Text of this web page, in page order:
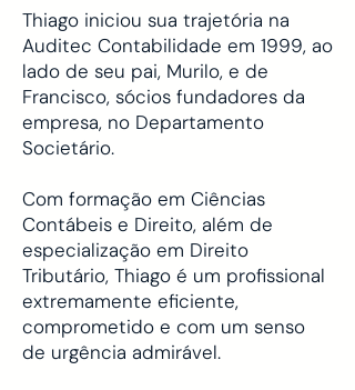
Thiago iniciou sua trajetória na
Auditec Contabilidade em 1999, ao
lado de seu pai, Murilo, e de
Francisco, sócios fundadores da
empresa, no Departamento
Societário.
Com formação em Ciências
Contábeis e Direito, além de
especialização em Direito
Tributário, Thiago é um profissional
extremamente eficiente,
comprometido e com um senso
de urgência admirável.